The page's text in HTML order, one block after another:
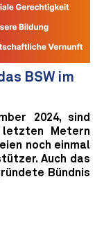
BSW im
2024, sind
letzten Metern
noch einmal
Auch das
Bündnis